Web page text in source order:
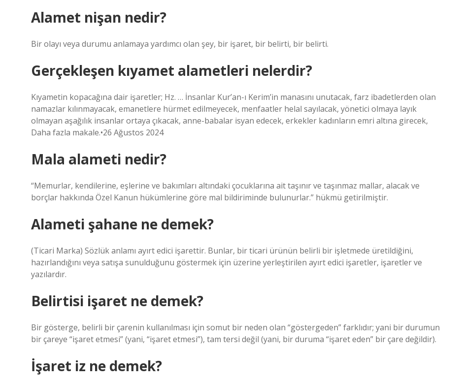
Alamet nişan nedir?
Bir olayı veya durumu anlamaya yardımcı olan şey, bir işaret, bir belirti, bir belirti.
Gerçekleşen kıyamet alametleri nelerdir?
Kıyametin kopacağına dair işaretler; Hz. … İnsanlar Kur’an-ı Kerim’in manasını unutacak, farz ibadetlerden olan
namazlar kılınmayacak, emanetlere hürmet edilmeyecek, menfaatler helal sayılacak, yönetici olmaya layık
olmayan aşağılık insanlar ortaya çıkacak, anne-babalar isyan edecek, erkekler kadınların emri altına girecek,
Daha fazla makale.•26 Ağustos 2024
Mala alameti nedir?
“Memurlar, kendilerine, eşlerine ve bakımları altındaki çocuklarına ait taşınır ve taşınmaz mallar, alacak ve
borçlar hakkında Özel Kanun hükümlerine göre mal bildiriminde bulunurlar.” hükmü getirilmiştir.
Alameti şahane ne demek?
(Ticari Marka) Sözlük anlamı ayırt edici işarettir. Bunlar, bir ticari ürünün belirli bir işletmede üretildiğini,
hazırlandığını veya satışa sunulduğunu göstermek için üzerine yerleştirilen ayırt edici işaretler, işaretler ve
yazılardır.
Belirtisi işaret ne demek?
Bir gösterge, belirli bir çarenin kullanılması için somut bir neden olan “göstergeden” farklıdır; yani bir durumun
bir çareye “işaret etmesi” (yani, “işaret etmesi”), tam tersi değil (yani, bir duruma “işaret eden” bir çare değildir).
İşaret iz ne demek?